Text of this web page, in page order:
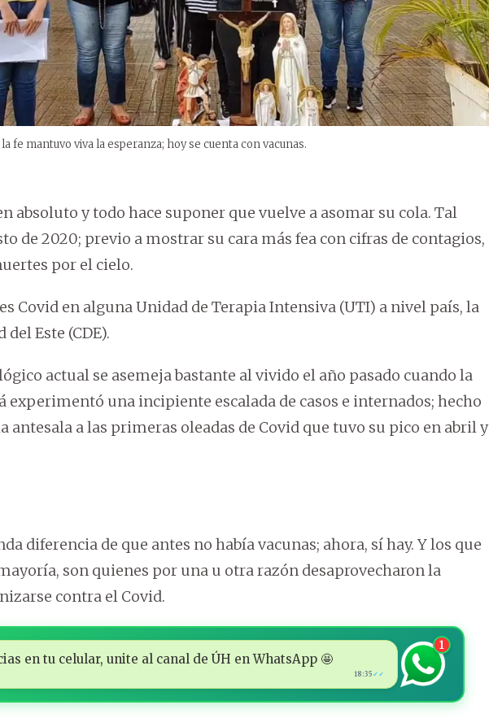
fe mantuvo viva la esperanza; hoy se cuenta con vacunas.
absoluto y todo hace suponer que vuelve a asomar su cola. Tal
de 2020; previo a mostrar su cara más fea con cifras de contagios,
por el cielo.
Covid en alguna Unidad de Terapia Intensiva (UTI) a nivel país, la
Este (CDE).
actual se asemeja bastante al vivido el año pasado cuando la
experimentó una incipiente escalada de casos e internados; hecho
antesala a las primeras oleadas de Covid que tuvo su pico en abril y
diferencia de que antes no había vacunas; ahora, sí hay. Y los que
son quienes por una u otra razón desaprovecharon la
contra el Covid.
en tu celular, unite al canal de ÚH en WhatsApp 🤩
18:35 ✓✓
1